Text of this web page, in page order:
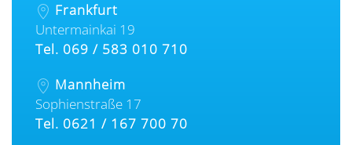
Frankfurt
Untermainkai 19
Tel. 069 / 583 010 710
Mannheim
Sophienstraße 17
Tel. 0621 / 167 700 70